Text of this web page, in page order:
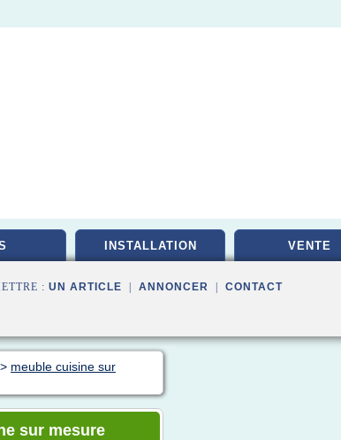
INSTALLATION VENTE
: UN ARTICLE ANNONCER CONTACT
> meuble cuisine sur
sur mesure